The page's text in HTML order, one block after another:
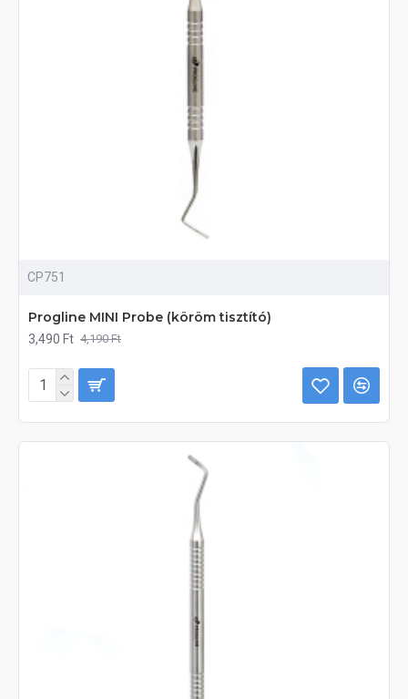
CP751
Progline MINI Probe (köröm tisztító)
3,490 Ft 4,190 Ft